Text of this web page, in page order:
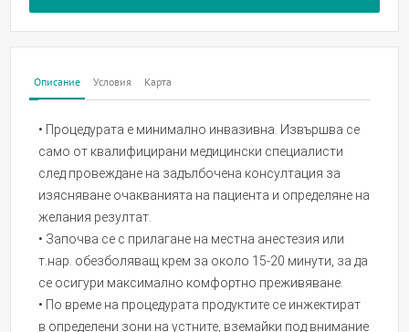
Описание Условия Карта
• Процедурата е минимално инвазивна. Извършва се
само от квалифицирани медицински специалисти
след провеждане на задълбочена консултация за
изясняване очакванията на пациента и определяне на
желания резултат.
• Започва се с прилагане на местна анестезия или
т.нар. обезболяващ крем за около 15-20 минути, за да
се осигури максимално комфортно преживяване.
• По време на процедурата продуктите се инжектират
в определени зони на устните, вземайки под внимание